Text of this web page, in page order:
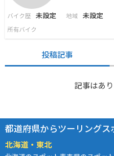
バイク歴 未設定 地域 未設定
所有バイク
投稿記事
記事はあり
都道府県からツーリングス
北海道・東北